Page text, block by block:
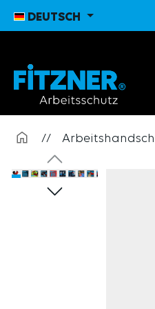
Zur
DEUTSCH
//
Bildergalerie überspringen